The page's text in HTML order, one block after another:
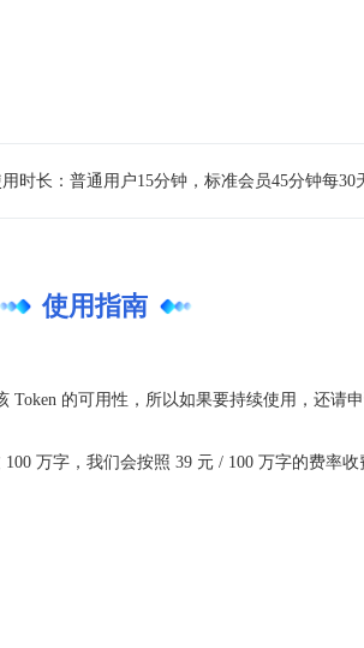
时长：普通用户15分钟，标准会员45分钟每30
使用指南
Token 的可用性，所以如果要持续使用，还请申
万字，我们会按照 39 元 / 100 万字的费率